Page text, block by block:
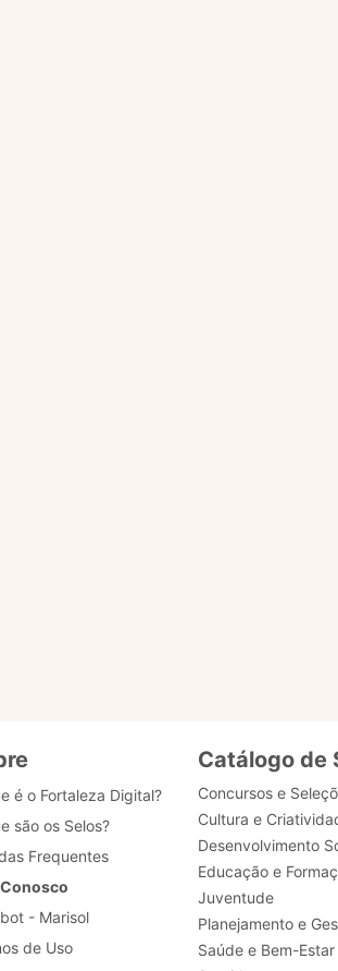
é o Fortaleza Digital?
são os Selos?
Frequentes
- Marisol
de Uso
Catálogo de
Concursos e
Cultura e
Desenvolvimento
Educação e
Juventude
Planejamento e
Saúde e Bem-Estar